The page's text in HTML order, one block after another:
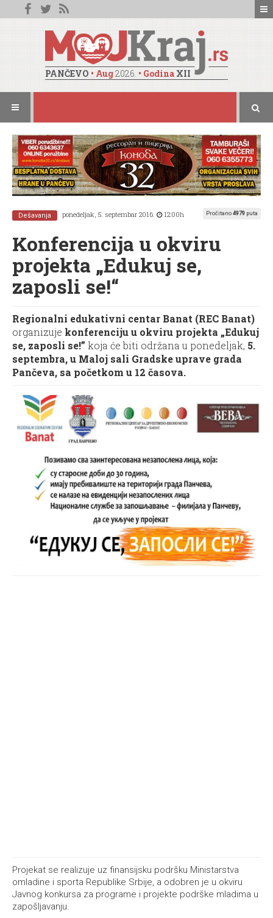
PANČEVO • Aug2026. • Godina XII
Dešavanja ponedeljak, 5. septembar 2016. 12:00h Pročitano 4979 puta
Konferencija u okviru
projekta „Edukuj se,
zaposli se!“
Regionalni edukativni centar Banat (REC Banat)
organizuje konferenciju u okviru projekta „Edukuj
se, zaposli se!” koja će biti održana u ponedeljak, 5.
septembra, u Maloj sali Gradske uprave grada
Pančeva, sa početkom u 12 časova.
Projekat se realizuje uz finansijsku podršku Ministarstva
omladine i sporta Republike Srbije, a odobren je u okviru
Javnog konkursa za programe i projekte podrške mladima u
zapošljavanju.